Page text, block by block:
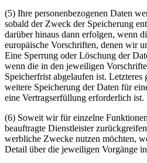
(5) Ihre personenbezogenen Daten
sobald der Zweck der Speicherung
darüber hinaus dann erfolgen, wenn
europäische Vorschriften, denen wir
Eine Sperrung oder Löschung der
wenn die in den jeweiligen
Speicherfrist abgelaufen ist.
weitere Speicherung der Daten für
eine Vertragserfüllung erforderlich ist.
(6) Soweit wir für einzelne
beauftragte Dienstleister
werbliche Zwecke nutzen möchten,
Detail über die jeweiligen Vorgänge